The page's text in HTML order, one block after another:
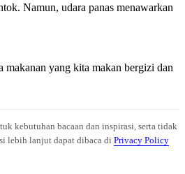
Namun, udara panas menawarkan
yang kita makan bergizi dan
kebutuhan bacaan dan inspirasi, serta tidak
lebih lanjut dapat dibaca di Privacy Policy